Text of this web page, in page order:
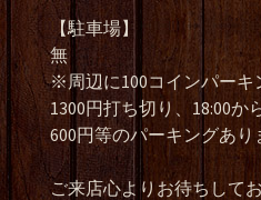
【駐車場】
無
※周辺に100コインパーキ
1300円打ち切り、18:00か
600円等のパーキングあり
ご来店心よりお待ちして